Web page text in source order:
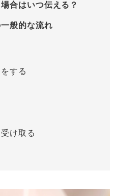
合はいつ伝える？
般的な流れ
する
け取る
ズリング®
ョン診断
は？
ポーズのご相談
式サイト
ラインショップ